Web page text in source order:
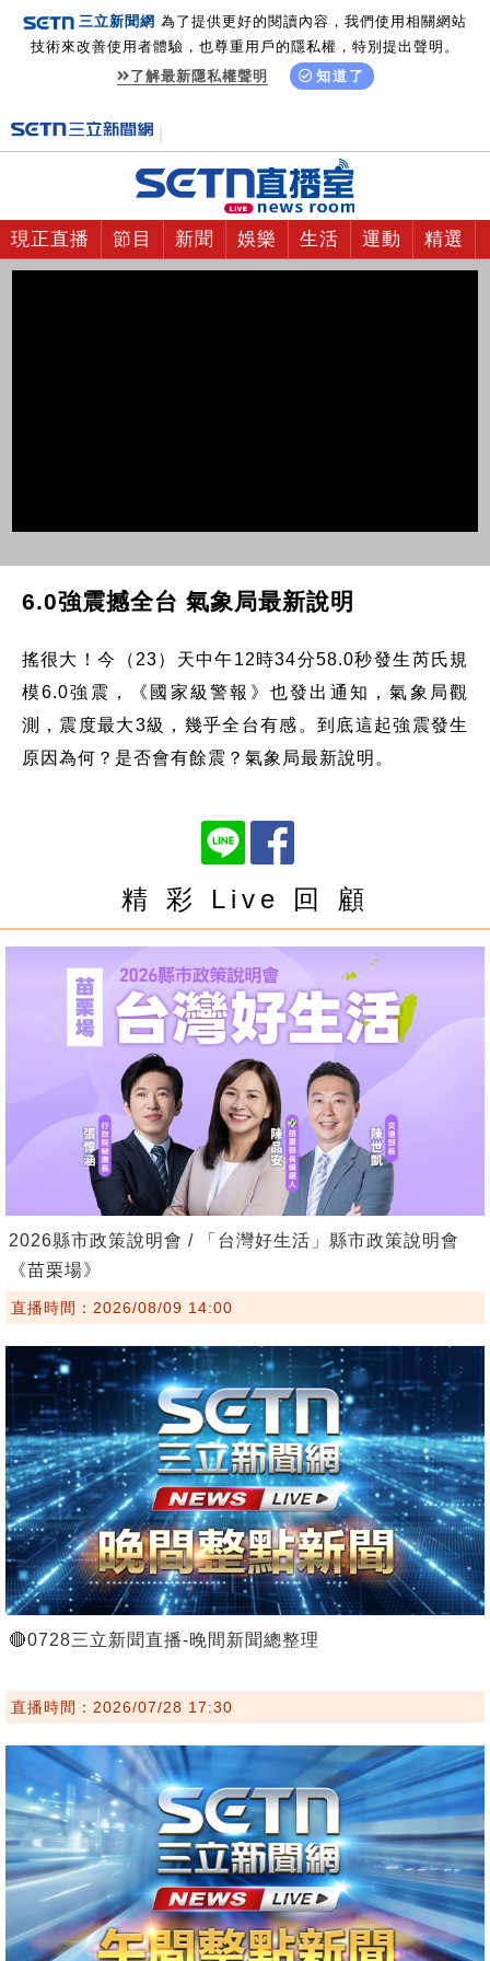
三立新聞網 為了提供更好的閱讀內容，我們使用相關網站
技術來改善使用者體驗，也尊重用戶的隱私權，特別提出聲明。
了解最新隱私權聲明
知道了
現正直播 節目 新聞 娛樂 生活 運動 精選
6.0強震撼全台 氣象局最新說明
搖很大！今（23）天中午12時34分58.0秒發生芮氏規
模6.0強震，《國家級警報》也發出通知，氣象局觀
測，震度最大3級，幾乎全台有感。到底這起強震發生
原因為何？是否會有餘震？氣象局最新說明。
精 彩 Live 回 顧
2026縣市政策說明會 / 「台灣好生活」縣市政策說明會
《苗栗場》
直播時間：2026/08/09 14:00
🔴0728三立新聞直播-晚間新聞總整理
直播時間：2026/07/28 17:30